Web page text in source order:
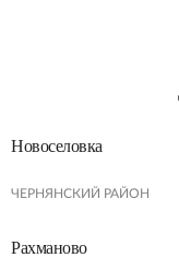
Новоселовка
ЧЕРНЯНСКИЙ РАЙОН
Рахманово